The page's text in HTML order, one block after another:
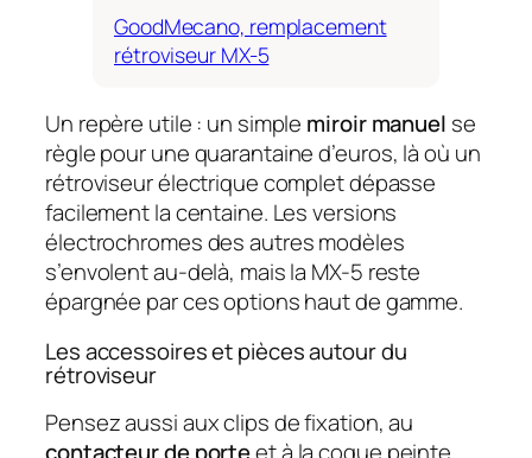
GoodMecano, remplacement
rétroviseur MX-5
Un repère utile : un simple miroir manuel se
règle pour une quarantaine d’euros, là où un
rétroviseur électrique complet dépasse
facilement la centaine. Les versions
électrochromes des autres modèles
s’envolent au-delà, mais la MX-5 reste
épargnée par ces options haut de gamme.
Les accessoires et pièces autour du
rétroviseur
Pensez aussi aux clips de fixation, au